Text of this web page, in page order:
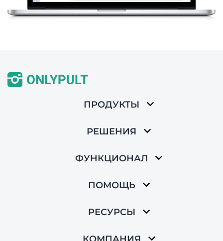
ПРОДУКТЫ
РЕШЕНИЯ
ФУНКЦИОНАЛ
ПОМОЩЬ
РЕСУРСЫ